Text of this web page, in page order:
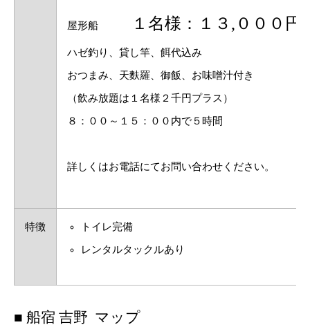
屋形船 １名様：１３,０００円
ハゼ釣り、貸し竿、餌代込み
おつまみ、天麩羅、御飯、お味噌汁付き
（飲み放題は１名様２千円プラス）
８：００～１５：００内で５時間
詳しくはお電話にてお問い合わせください。
特徴 トイレ完備
レンタルタックルあり
■ 船宿 吉野 マップ